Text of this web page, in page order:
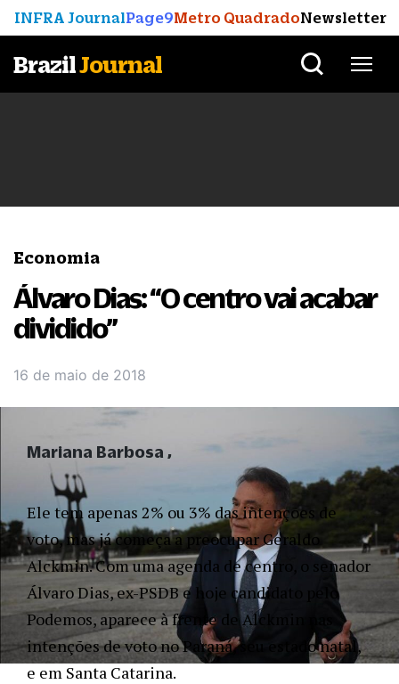
INFRA JournalPage9Metro QuadradoNewsletter
BrazilJournal
Economia
Álvaro Dias: “O centro vai acabar
dividido”
16 de maio de 2018
Ele tem apenas 2% ou 3% das intenções de
voto, mas já começa a preocupar Geraldo
Alckmin. Com uma agenda de centro, o senador
Álvaro Dias, ex-PSDB e hoje candidato pelo
Podemos, aparece à frente de Alckmin nas
intenções de voto no Paraná, seu estado natal,
e em Santa Catarina.
Mariana Barbosa